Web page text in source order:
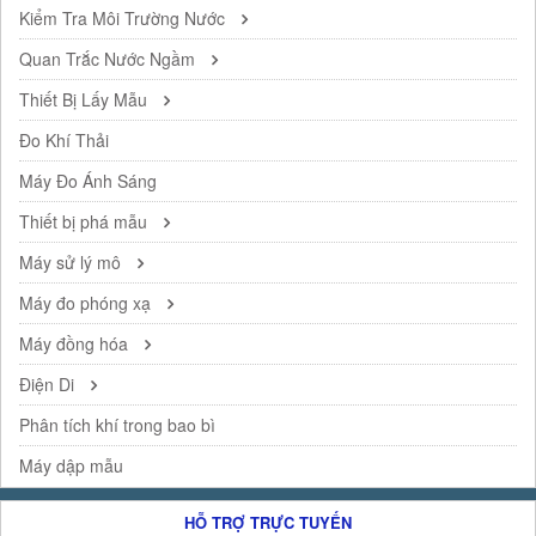
Kiểm Tra Môi Trường Nước
Quan Trắc Nước Ngầm
Thiết Bị Lấy Mẫu
Đo Khí Thải
Máy Đo Ánh Sáng
Thiết bị phá mẫu
Máy sử lý mô
Máy đo phóng xạ
Máy đồng hóa
Điện Di
Phân tích khí trong bao bì
Máy dập mẫu
HỖ TRỢ TRỰC TUYẾN